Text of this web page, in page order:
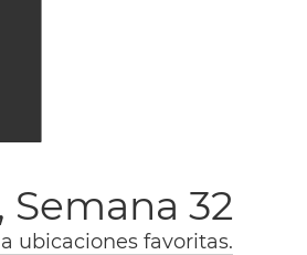
Semana 32
ubicaciones favoritas.